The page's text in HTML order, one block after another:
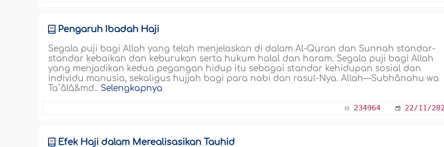
Pengaruh Ibadah Haji
Segala puji bagi Allah yang telah menjelaskan di dalam Al-Quran dan Sunnah standar-
standar kebaikan dan keburukan serta hukum halal dan haram. Segala puji bagi Allah
yang menjadikan kedua pegangan hidup itu sebagai standar kehidupan sosial dan
individu manusia, sekaligus hujjah bagi para nabi dan rasul-Nya. Allah—Subhânahu wa
Ta`âlâ&md.. Selengkapnya
234964 22/11/
Efek Haji dalam Merealisasikan Tauhid